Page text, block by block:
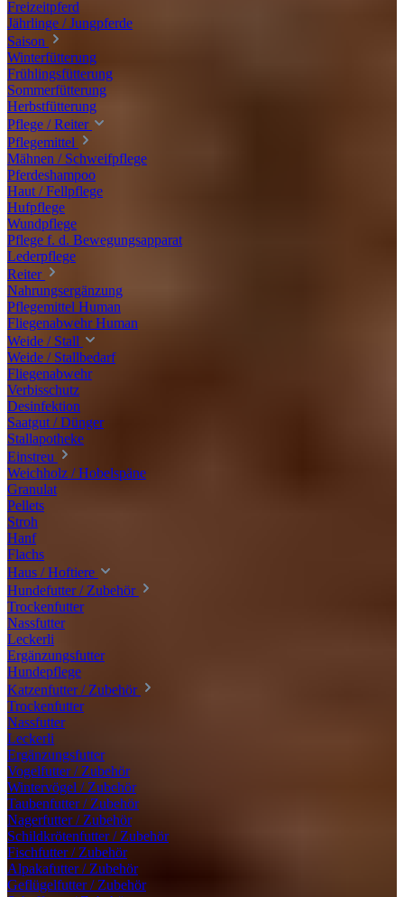
Freizeitpferd
Jährlinge / Jungpferde
Saison
Winterfütterung
Frühlingsfütterung
Sommerfütterung
Herbstfütterung
Pflege / Reiter
Pflegemittel
Mähnen / Schweifpflege
Pferdeshampoo
Haut / Fellpflege
Hufpflege
Wundpflege
Pflege f. d. Bewegungsapparat
Lederpflege
Reiter
Nahrungsergänzung
Pflegemittel Human
Fliegenabwehr Human
Weide / Stall
Weide / Stallbedarf
Fliegenabwehr
Verbisschutz
Desinfektion
Saatgut / Dünger
Stallapotheke
Einstreu
Weichholz / Hobelspäne
Granulat
Pellets
Stroh
Hanf
Flachs
Haus / Hoftiere
Hundefutter / Zubehör
Trockenfutter
Nassfutter
Leckerli
Ergänzungsfutter
Hundepflege
Katzenfutter / Zubehör
Trockenfutter
Nassfutter
Leckerli
Ergänzungsfutter
Vogelfutter / Zubehör
Wintervögel / Zubehör
Taubenfutter / Zubehör
Nagerfutter / Zubehör
Schildkrötenfutter / Zubehör
Fischfutter / Zubehör
Alpakafutter / Zubehör
Geflügelfutter / Zubehör